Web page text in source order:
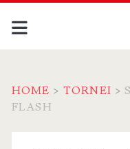
HOME > TORNEI >
FLASH